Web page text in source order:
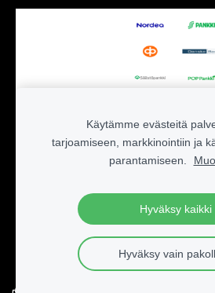
fbq('track', 'ViewContent', {
RECOMMENDED: Either product or
the content_ids or contents being
Käytämme evästeitä
tarjoamiseen, markkinointiin ja
parantamiseen.
Hyväksy kaikki
Hyväksy vain